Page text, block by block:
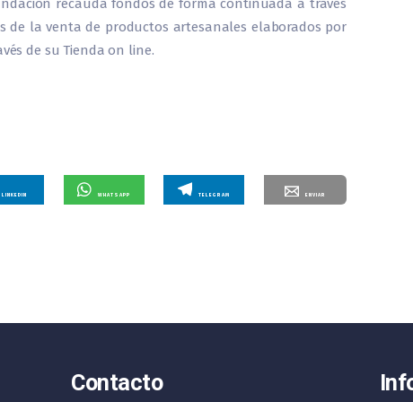
recauda fondos de forma continuada a través
de la venta de productos artesanales elaborados por
de su Tienda on line.
LINKEDIN WHATSAPP TELEGRAM ENVIAR
Contacto